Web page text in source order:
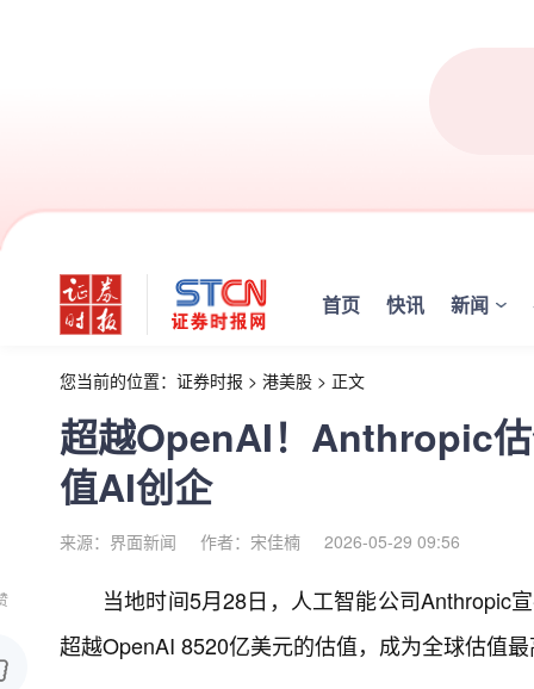
首页 快讯 新闻
您当前的位置： 证券时报 > 港美股 > 正文
超越OpenAI！Anthropic
值AI创企
来源：界面新闻 作者：宋佳楠 2026-05-29 09:56
当地时间5月28日，人工智能公司Anthropic
超越OpenAI 8520亿美元的估值，成为全球估值